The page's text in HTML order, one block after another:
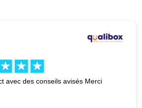
Très bon 1er contact avec des conseils avisés Merci